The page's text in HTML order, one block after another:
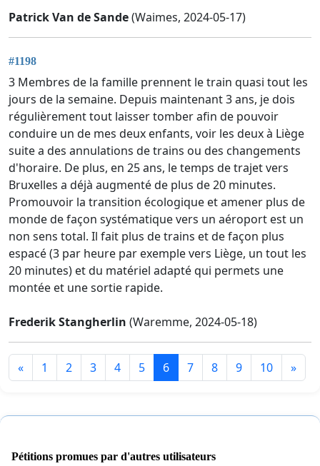
Patrick Van de Sande(Waimes, 2024-05-17)
#1198
3 Membres de la famille prennent le train quasi tout les
jours de la semaine. Depuis maintenant 3 ans, je dois
régulièrement tout laisser tomber afin de pouvoir
conduire un de mes deux enfants, voir les deux à Liège
suite a des annulations de trains ou des changements
d'horaire. De plus, en 25 ans, le temps de trajet vers
Bruxelles a déjà augmenté de plus de 20 minutes.
Promouvoir la transition écologique et amener plus de
monde de façon systématique vers un aéroport est un
non sens total. Il fait plus de trains et de façon plus
espacé (3 par heure par exemple vers Liège, un tout les
20 minutes) et du matériel adapté qui permets une
montée et une sortie rapide.
Frederik Stangherlin (Waremme, 2024-05-18)
« 1 2 3 4 5 6 7 8 9 10 »
Pétitions promues par d'autres utilisateurs